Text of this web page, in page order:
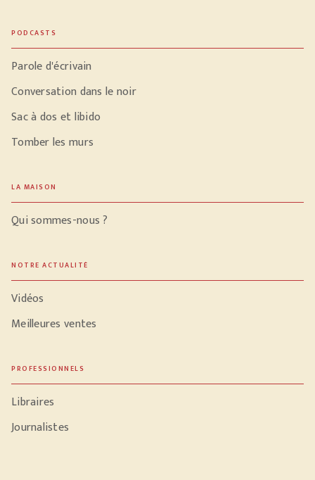
PODCASTS
Parole d'écrivain
Conversation dans le noir
Sac à dos et libido
Tomber les murs
LA MAISON
Qui sommes-nous ?
NOTRE ACTUALITÉ
Vidéos
Meilleures ventes
PROFESSIONNELS
Libraires
Journalistes